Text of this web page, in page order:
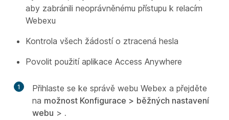
aby zabránili neoprávněnému přístupu k relacím
Webexu
Kontrola všech žádostí o ztracená hesla
Povolit použití aplikace Access Anywhere
1
Přihlaste se ke správě webu Webex a přejděte
na možnost Konfigurace > běžných nastavení
webu > .